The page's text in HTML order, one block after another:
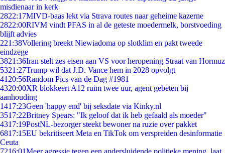
misdienaar in kerk
2822:17MIVD-baas lekt via Strava routes naar geheime kazerne
2822:00RIVM vindt PFAS in al de geteste moedermelk, borstvoeding
blijft advies
221:38Vollering breekt Niewiadoma op slotklim en pakt tweede
eindzege
3821:36Iran stelt zes eisen aan VS voor heropening Straat van Hormuz
5321:27Trump wil dat J.D. Vance hem in 2028 opvolgt
41 20:56Random Pics van de Dag #1981
4320:00XR blokkeert A12 ruim twee uur, agent gebeten bij
aanhouding
1417:23Geen 'happy end' bij seksdate via Kinky.nl
3517:22Britney Spears: "Ik geloof dat ik heb gefaald als moeder"
4317:19PostNL-bezorger steekt bewoner na ruzie over pakket
6817:15EU bekritiseert Meta en TikTok om verspreiden desinformatie
Ceuta
7216:01Meer agressie tegen een andersluidende politieke mening, laat